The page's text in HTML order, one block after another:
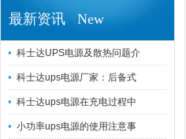
最新资讯 New
科士达UPS电源及散热问题介
科士达ups电源厂家：后备式
科士达ups电源在充电过程中
小功率ups电源的使用注意事